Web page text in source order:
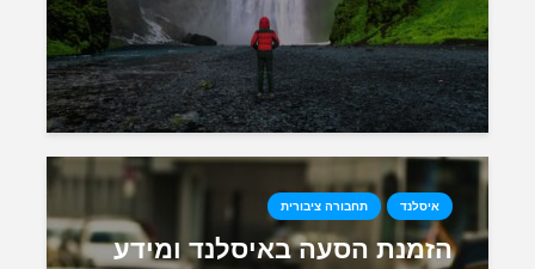
איסלנד תחבורה ציבורית
הזמנת הסעה באיסלנד ומידע